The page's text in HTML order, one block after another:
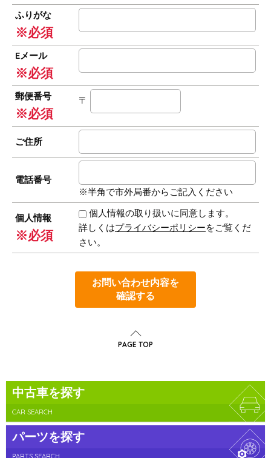
ふりがな
※必須
Eメール
※必須
郵便番号
※必須
〒
ご住所
電話番号
※半角で市外局番からご記入ください
個人情報
※必須
個人情報の取り扱いに同意します。
詳しくはプライバシーポリシーをご覧くだ
さい。
お問い合わせ内容を
確認する
PAGE TOP
中古車を探す
CAR SEARCH
パーツを探す
PARTS SEARCH